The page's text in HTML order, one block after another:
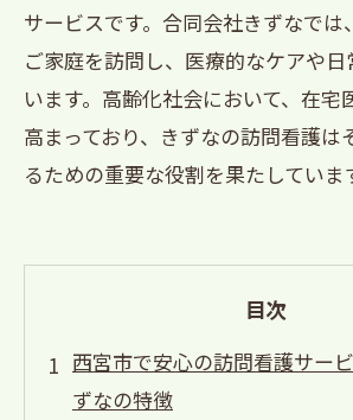
サービスです。合同会社きずなで
ご家庭を訪問し、医療的なケアや
います。高齢化社会において、在宅
高まっており、きずなの訪問看護は
るための重要な役割を果たしていま
目次
西宮市で安心の訪問看護サー
ずなの特徴